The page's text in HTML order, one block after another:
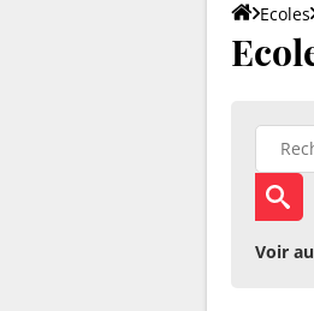
Ecoles
Voir